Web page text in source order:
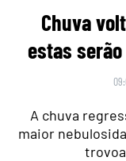
Chuva
estas
A chuva
maior